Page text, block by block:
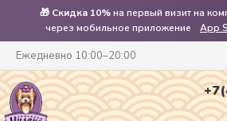
🎁 Скидка 10%на первый визит на
через мобильное приложение
App
Ежедневно 10:00–20:00